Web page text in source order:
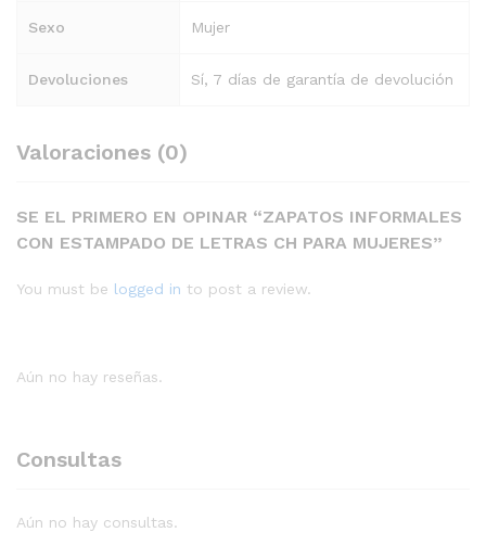
Sexo Mujer
Devoluciones Sí, 7 días de garantía de devolución
Valoraciones (0)
SE EL PRIMERO EN OPINAR “ZAPATOS INFORMALES
CON ESTAMPADO DE LETRAS CH PARA MUJERES”
You must be logged in to post a review.
Aún no hay reseñas.
Consultas
Aún no hay consultas.